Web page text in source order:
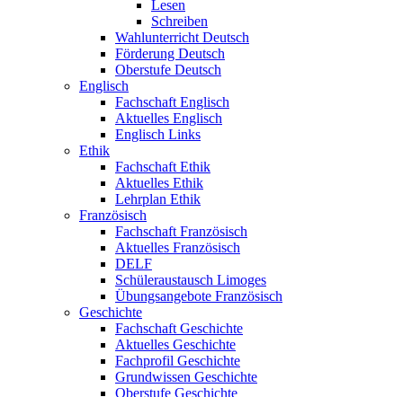
Lesen
Schreiben
Wahlunterricht Deutsch
Förderung Deutsch
Oberstufe Deutsch
Englisch
Fachschaft Englisch
Aktuelles Englisch
Englisch Links
Ethik
Fachschaft Ethik
Aktuelles Ethik
Lehrplan Ethik
Französisch
Fachschaft Französisch
Aktuelles Französisch
DELF
Schüleraustausch Limoges
Übungsangebote Französisch
Geschichte
Fachschaft Geschichte
Aktuelles Geschichte
Fachprofil Geschichte
Grundwissen Geschichte
Oberstufe Geschichte